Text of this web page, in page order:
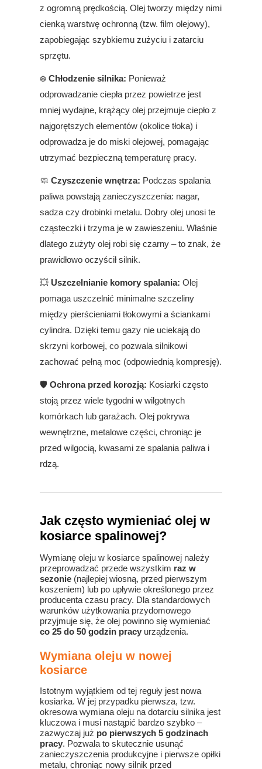
z ogromną prędkością. Olej tworzy między nimi
cienką warstwę ochronną (tzw. film olejowy),
zapobiegając szybkiemu zużyciu i zatarciu
sprzętu.
❄️ Chłodzenie silnika: Ponieważ
odprowadzanie ciepła przez powietrze jest
mniej wydajne, krążący olej przejmuje ciepło z
najgorętszych elementów (okolice tłoka) i
odprowadza je do miski olejowej, pomagając
utrzymać bezpieczną temperaturę pracy.
🧼 Czyszczenie wnętrza: Podczas spalania
paliwa powstają zanieczyszczenia: nagar,
sadza czy drobinki metalu. Dobry olej unosi te
cząsteczki i trzyma je w zawieszeniu. Właśnie
dlatego zużyty olej robi się czarny – to znak, że
prawidłowo oczyścił silnik.
💥 Uszczelnianie komory spalania: Olej
pomaga uszczelnić minimalne szczeliny
między pierścieniami tłokowymi a ściankami
cylindra. Dzięki temu gazy nie uciekają do
skrzyni korbowej, co pozwala silnikowi
zachować pełną moc (odpowiednią kompresję).
🛡️ Ochrona przed korozją: Kosiarki często
stoją przez wiele tygodni w wilgotnych
komórkach lub garażach. Olej pokrywa
wewnętrzne, metalowe części, chroniąc je
przed wilgocią, kwasami ze spalania paliwa i
rdzą.
Jak często wymieniać olej w
kosiarce spalinowej?
Wymianę oleju w kosiarce spalinowej należy
przeprowadzać przede wszystkim raz w
sezonie (najlepiej wiosną, przed pierwszym
koszeniem) lub po upływie określonego przez
producenta czasu pracy. Dla standardowych
warunków użytkowania przydomowego
przyjmuje się, że olej powinno się wymieniać
co 25 do 50 godzin pracy urządzenia.
Wymiana oleju w nowej
kosiarce
Istotnym wyjątkiem od tej reguły jest nowa
kosiarka. W jej przypadku pierwsza, tzw.
okresowa wymiana oleju na dotarciu silnika jest
kluczowa i musi nastąpić bardzo szybko –
zazwyczaj już po pierwszych 5 godzinach
pracy. Pozwala to skutecznie usunąć
zanieczyszczenia produkcyjne i pierwsze opiłki
metalu, chroniąc nowy silnik przed